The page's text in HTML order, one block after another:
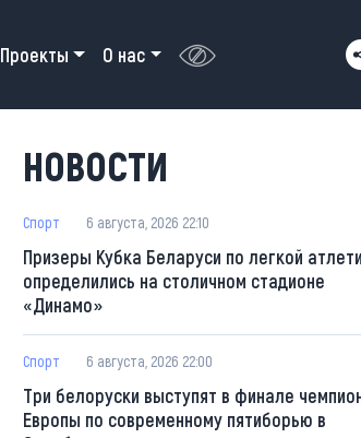
Проекты О нас
НОВОСТИ
Спорт 6 августа, 2026 22:10
Призеры Кубка Беларуси по легкой
определились на столичном стадионе
«Динамо»
Спорт 6 августа, 2026 22:00
Три белоруски выступят в финале
Европы по современному пятиборью в